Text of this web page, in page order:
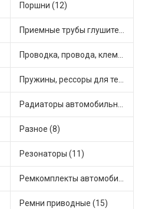
Поршни (12)
Приемные трубы глушителя (7)
Проводка, провода, клеммы и разъемы (19)
Пружины, рессоры для техники (7)
Радиаторы автомобильные (10)
Разное (8)
Резонаторы (11)
Ремкомплекты автомобильные (67)
Ремни приводные (15)